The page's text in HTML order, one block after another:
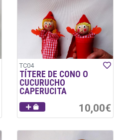
TC04
TÍTERE DE CONO O
CUCURUCHO
CAPERUCITA
10,00€